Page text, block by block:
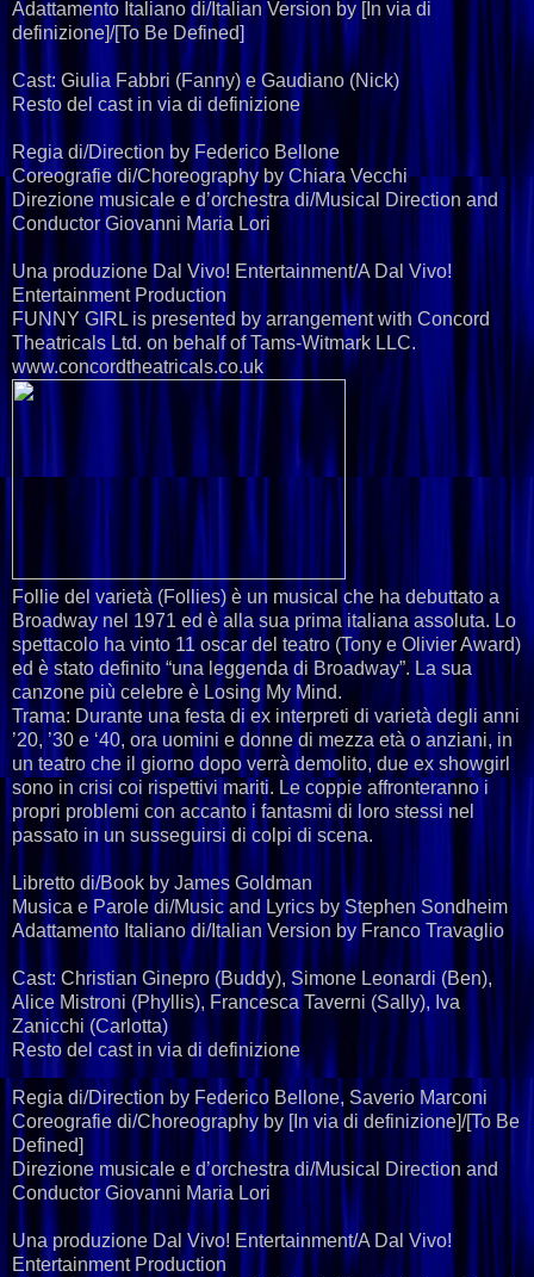
Adattamento Italiano di/Italian Version by [In via di
definizione]/[To Be Defined]
Cast: Giulia Fabbri (Fanny) e Gaudiano (Nick)
​Resto del cast in via di definizione
Regia di/Direction by Federico Bellone
Coreografie di/Choreography by Chiara Vecchi
Direzione musicale e d’orchestra di/Musical Direction and
Conductor Giovanni Maria Lori
Una produzione Dal Vivo! Entertainment/A Dal Vivo!
Entertainment Production
FUNNY GIRL is presented by arrangement with Concord
Theatricals Ltd. on behalf of Tams-Witmark LLC.
www.concordtheatricals.co.uk
Follie del varietà (Follies) è un musical che ha debuttato a
Broadway nel 1971 ed è alla sua prima italiana assoluta. Lo
spettacolo ha vinto 11 oscar del teatro (Tony e Olivier Award)
ed è stato definito “una leggenda di Broadway”. La sua
canzone più celebre è Losing My Mind.
Trama: Durante una festa di ex interpreti di varietà degli anni
’20, ’30 e ‘40, ora uomini e donne di mezza età o anziani, in
un teatro che il giorno dopo verrà demolito, due ex showgirl
sono in crisi coi rispettivi mariti. Le coppie affronteranno i
propri problemi con accanto i fantasmi di loro stessi nel
passato in un susseguirsi di colpi di scena.
Libretto di/Book by James Goldman
Musica e Parole di/Music and Lyrics by Stephen Sondheim
Adattamento Italiano di/Italian Version by Franco Travaglio
Cast: Christian Ginepro (Buddy), Simone Leonardi (Ben),
Alice Mistroni (Phyllis), Francesca Taverni (Sally), Iva
Zanicchi (Carlotta)
​Resto del cast in via di definizione
Regia di/Direction by Federico Bellone, Saverio Marconi
Coreografie di/Choreography by [In via di definizione]/[To Be
Defined]
Direzione musicale e d’orchestra di/Musical Direction and
Conductor Giovanni Maria Lori
Una produzione Dal Vivo! Entertainment/A Dal Vivo!
Entertainment Production